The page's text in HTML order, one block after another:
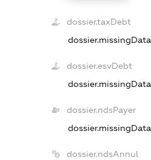
dossier.taxDebt
dossier.missingData
dossier.esvDebt
dossier.missingData
dossier.ndsPayer
dossier.missingData
dossier.ndsAnnul